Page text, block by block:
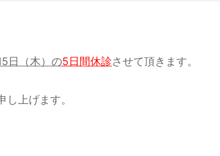
日（木）の5日間休診させて頂きます。
上げます。